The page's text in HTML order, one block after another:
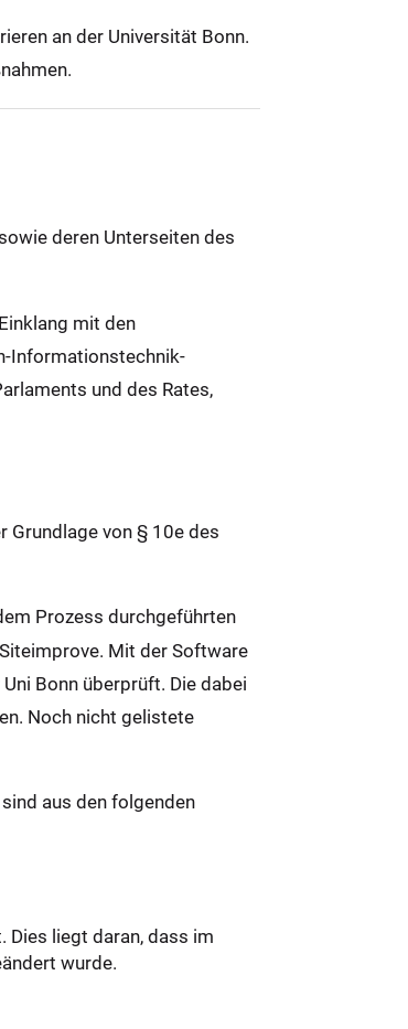
an der Universität Bonn.
deren Unterseiten des
mit den
Informationstechnik-
und des Rates,
Grundlage von § 10e des
Prozess durchgeführten
Mit der Software
Bonn überprüft. Die dabei
Noch nicht gelistete
aus den folgenden
Dies liegt daran, dass im
wurde.